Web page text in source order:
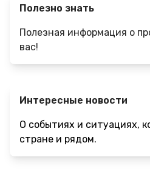
Полезно знать
Полезная информация о
вас!
Интересные новости
О событиях и ситуациях,
стране и рядом.